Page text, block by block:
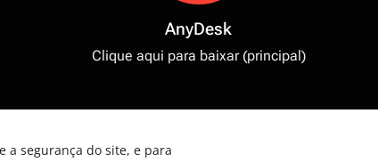
AnyDesk
Clique aqui para baixar (principal)
a segurança do site, e para